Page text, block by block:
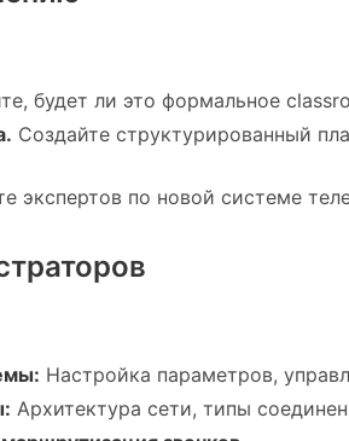
будет ли это формальное
Создайте структурированный
экспертов по новой системе
Настройка параметров,
Архитектура сети, типы